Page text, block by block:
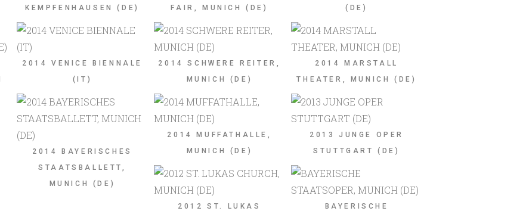
KEMPFENHAUSEN (DE)
FAIR, MUNICH (DE)
(DE)
2014 VENICE BIENNALE
(IT)
2014 SCHWERE REITER,
MUNICH (DE)
2014 MARSTALL
THEATER, MUNICH (DE)
2014 BAYERISCHES
STAATSBALLETT,
MUNICH (DE)
2014 MUFFATHALLE,
MUNICH (DE)
2013 JUNGE OPER
STUTTGART (DE)
2012 ST. LUKAS
BAYERISCHE